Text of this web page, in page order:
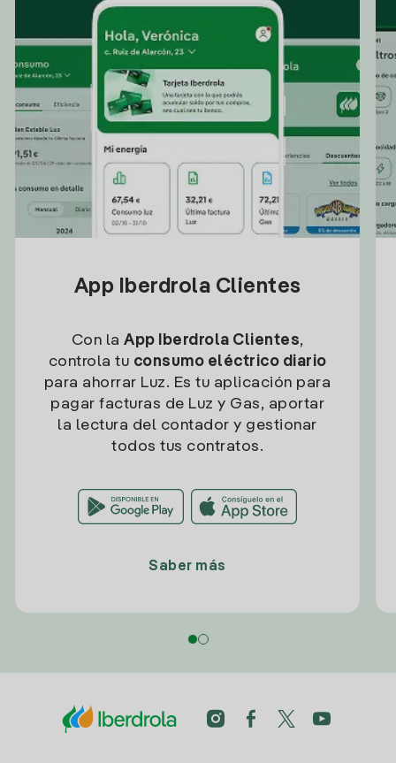
App Iberdrola Clientes
Con la App Iberdrola Clientes,
controla tu consumo eléctrico diario
para ahorrar Luz. Es tu aplicación para
pagar facturas de Luz y Gas, aportar
la lectura del contador y gestionar
todos tus contratos.
Saber más